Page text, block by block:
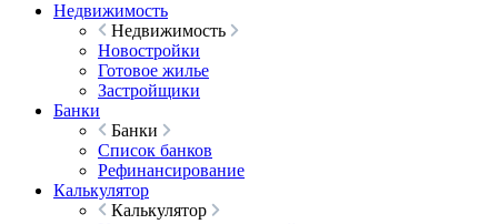
Недвижимость
Недвижимость
Новостройки
Готовое жилье
Застройщики
Банки
Банки
Список банков
Рефинансирование
Калькулятор
Калькулятор